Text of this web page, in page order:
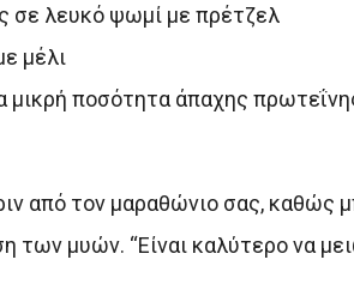
σε λευκό ψωμί με πρέτζελ
μέλι
μικρή ποσότητα άπαχης
από τον μαραθώνιο σας, καθώς
των μυών. “Είναι καλύτερο να